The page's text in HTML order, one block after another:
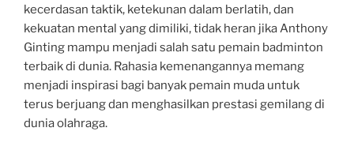
kecerdasan taktik, ketekunan dalam berlatih, dan
kekuatan mental yang dimiliki, tidak heran jika Anthony
Ginting mampu menjadi salah satu pemain badminton
terbaik di dunia. Rahasia kemenangannya memang
menjadi inspirasi bagi banyak pemain muda untuk
terus berjuang dan menghasilkan prestasi gemilang di
dunia olahraga.